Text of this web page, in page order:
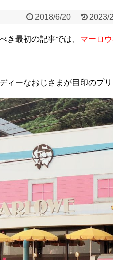
2018/6/20 2023/
き最初の記事では、 マーロ
ィーなおじさまが目印のプリ